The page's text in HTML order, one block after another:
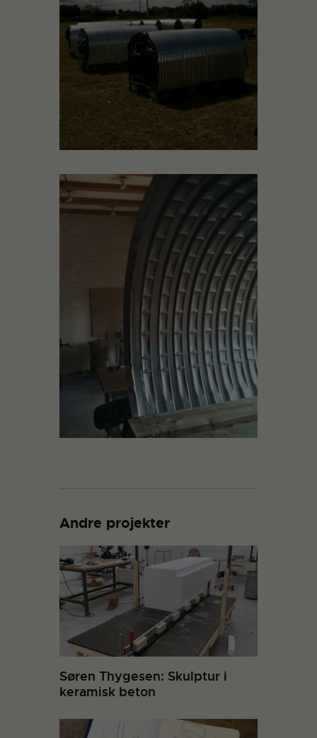
Andre projekter
Søren Thygesen: Skulptur i
keramisk beton